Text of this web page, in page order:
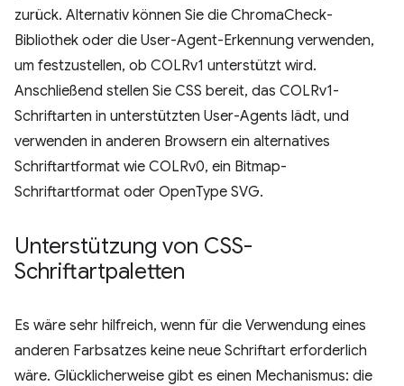
zurück. Alternativ können Sie die ChromaCheck-
Bibliothek oder die User-Agent-Erkennung verwenden,
um festzustellen, ob COLRv1 unterstützt wird.
Anschließend stellen Sie CSS bereit, das COLRv1-
Schriftarten in unterstützten User-Agents lädt, und
verwenden in anderen Browsern ein alternatives
Schriftartformat wie COLRv0, ein Bitmap-
Schriftartformat oder OpenType SVG.
Unterstützung von CSS-
Schriftartpaletten
Es wäre sehr hilfreich, wenn für die Verwendung eines
anderen Farbsatzes keine neue Schriftart erforderlich
wäre. Glücklicherweise gibt es einen Mechanismus: die